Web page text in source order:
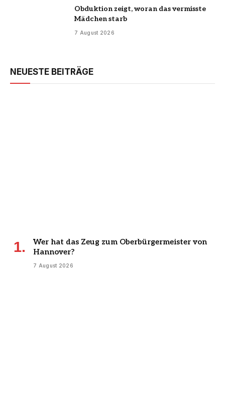
Obduktion zeigt, woran das vermisste
Mädchen starb
7 August 2026
NEUESTE BEITRÄGE
Wer hat das Zeug zum Oberbürgermeister von
Hannover?
7 August 2026